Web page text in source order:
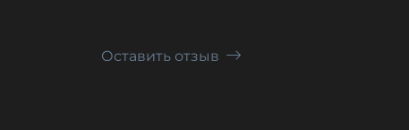
Оставить отзыв